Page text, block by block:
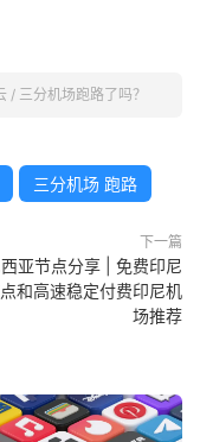
/ 三分机场跑路了吗？
三分机场 跑路
下一篇
亚节点分享 | 免费印尼
和高速稳定付费印尼机
场推荐